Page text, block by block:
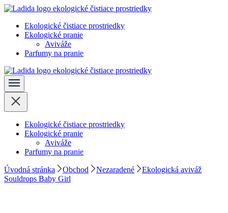
Skočiť
obsah
(stlačte
Ladida
Ekologické čistiace prostriedky
Ekologické pranie
Aviváže
Parfumy na pranie
Ladida
Ekologické čistiace prostriedky
Ekologické pranie
Aviváže
Parfumy na pranie
Úvodná stránka Obchod Nezaradené
Ekologická aviváž
Souldrops Baby Girl